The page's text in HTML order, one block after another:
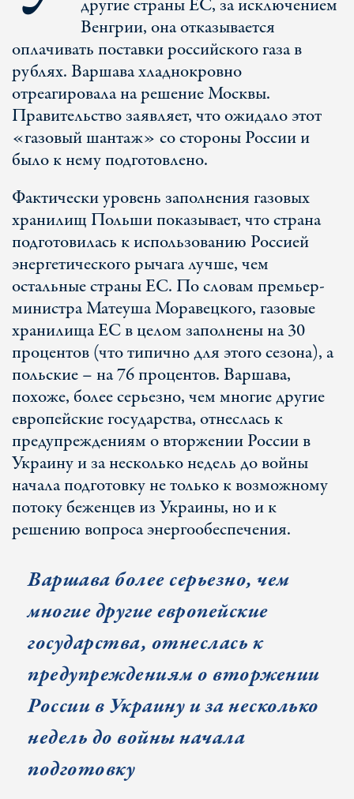
другие страны ЕС, за исключением
Венгрии, она отказывается
оплачивать поставки российского газа в
рублях. Варшава хладнокровно
отреагировала на решение Москвы.
Правительство заявляет, что ожидало этот
«газовый шантаж» со стороны России и
было к нему подготовлено.
Фактически уровень заполнения газовых
хранилищ Польши показывает, что страна
подготовилась к использованию Россией
энергетического рычага лучше, чем
остальные страны ЕС. По словам премьер-
министра Матеуша Моравецкого, газовые
хранилища ЕС в целом заполнены на 30
процентов (что типично для этого сезона), а
польские – на 76 процентов. Варшава,
похоже, более серьезно, чем многие другие
европейские государства, отнеслась к
предупреждениям о вторжении России в
Украину и за несколько недель до войны
начала подготовку не только к возможному
потоку беженцев из Украины, но и к
решению вопроса энергообеспечения.
Варшава более серьезно, чем
многие другие европейские
государства, отнеслась к
предупреждениям о вторжении
России в Украину и за несколько
недель до войны начала
подготовку